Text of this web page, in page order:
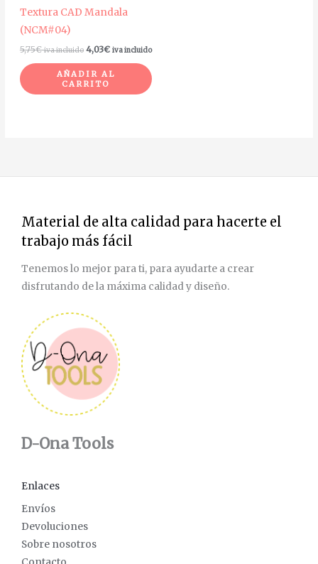
Textura CAD Mandala
(NCM#04)
5,75€ iva incluido 4,03€ iva incluido
AÑADIR AL
CARRITO
Material de alta calidad para hacerte el
trabajo más fácil
Tenemos lo mejor para ti, para ayudarte a crear
disfrutando de la máxima calidad y diseño.
D-Ona Tools
Enlaces
Envíos
Devoluciones
Sobre nosotros